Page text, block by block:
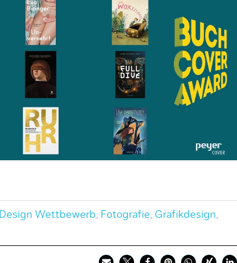
Design Wettbewerb, Fotografie, Grafikdesign,